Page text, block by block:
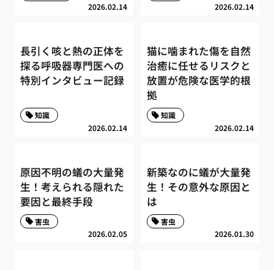
2026.02.14 2026.02.14
長引く咳と熱の正体を
探る呼吸器専門医への
特別インタビュー記録
2026.02.14
知識
猫に噛まれた傷を自然
治癒に任せるリスクと
放置が危険な医学的根
拠
2026.02.14
知識
原因不明の蟻の大量発
生！考えられる隠れた
要因と最終手段
2026.02.05
害虫
新築なのに蟻が大量発
生！その意外な原因と
は
2026.01.30
害虫